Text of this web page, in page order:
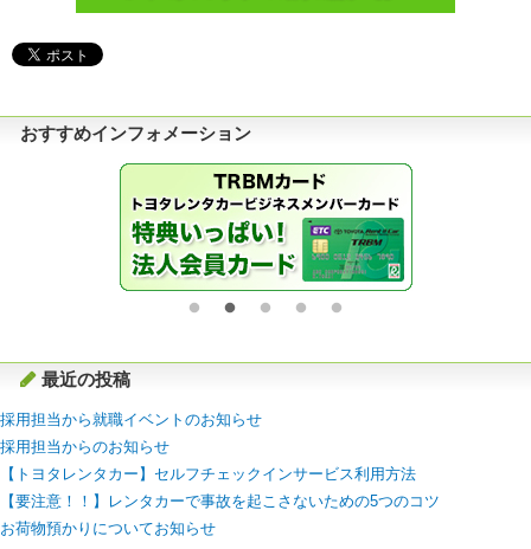
おすすめインフォメーション
最近の投稿
採用担当から就職イベントのお知らせ
採用担当からのお知らせ
【トヨタレンタカー】セルフチェックインサービス利用方法
【要注意！！】レンタカーで事故を起こさないための5つのコツ
お荷物預かりについてお知らせ